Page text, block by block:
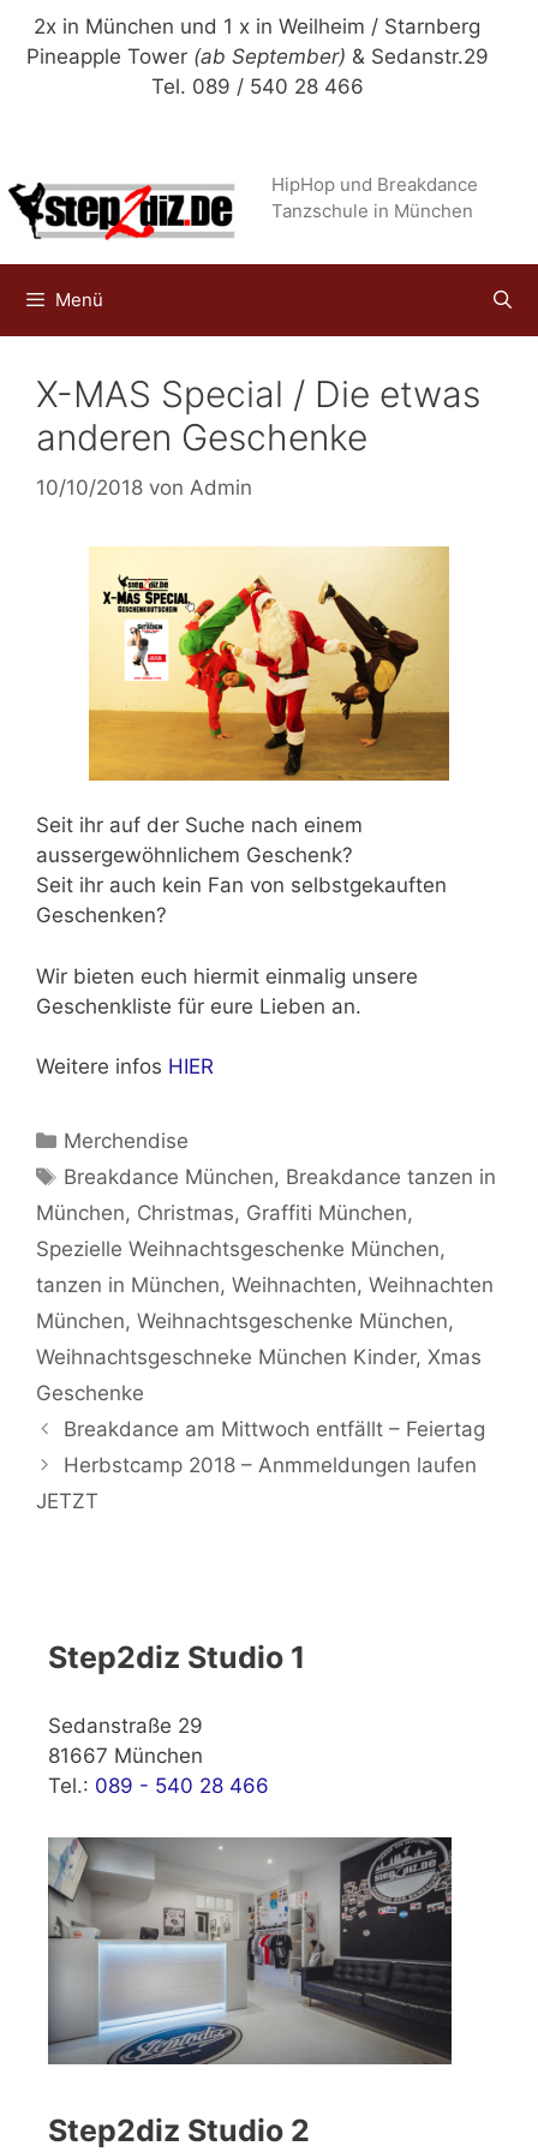
Zum
Inhalt
2x in München und 1 x in Weilheim / Starnberg
Pineapple Tower (ab September) & Sedanstr.29
Tel. 089 / 540 28 466
HipHop und Breakdance
Tanzschule in München
Menü
X-MAS Special / Die etwas
anderen Geschenke
10/10/2018 von Admin
Seit ihr auf der Suche nach einem
aussergewöhnlichem Geschenk?
Seit ihr auch kein Fan von selbstgekauften
Geschenken?
Wir bieten euch hiermit einmalig unsere
Geschenkliste für eure Lieben an.
Weitere infos HIER
Kategorien
Merchendise
Schlagwörter
Breakdance München, Breakdance tanzen in
München, Christmas, Graffiti München,
Spezielle Weihnachtsgeschenke München,
tanzen in München, Weihnachten, Weihnachten
München, Weihnachtsgeschenke München,
Weihnachtsgeschneke München Kinder, Xmas
Geschenke
Breakdance am Mittwoch entfällt – Feiertag
Herbstcamp 2018 – Anmmeldungen laufen
JETZT
Step2diz Studio 1
Sedanstraße 29
81667 München
Tel.: 089 - 540 28 466
Step2diz Studio 2